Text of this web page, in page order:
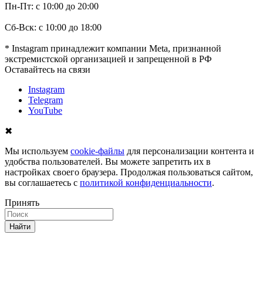
Пн-Пт: с 10:00 до 20:00
Сб-Вск: с 10:00 до 18:00
* Instagram принадлежит компании Meta, признанной
экстремистской организацией и запрещенной в РФ
Оставайтесь на связи
Instagram
Telegram
YouTube
✖
Мы используем cookie-файлы для персонализации контента и
удобства пользователей. Вы можете запретить их в
настройках своего браузера. Продолжая пользоваться сайтом,
вы соглашаетесь с политикой конфиденциальности.
Принять
Найти